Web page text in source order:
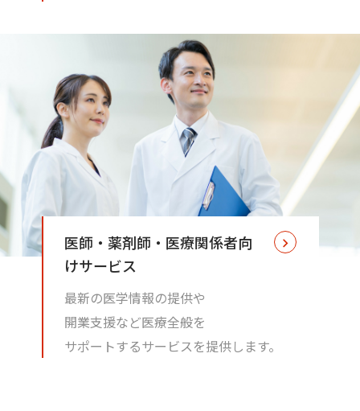
医師・薬剤師・医療関係者向
けサービス
最新の医学情報の提供や
開業支援など医療全般を
サポートするサービスを提供します。